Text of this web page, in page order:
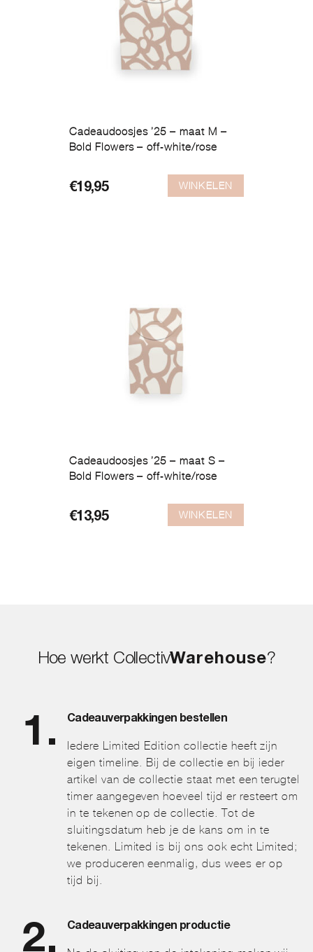
Cadeaudoosjes ’25 – maat M –
Bold Flowers – off-white/rose
€19,95 WINKELEN
Cadeaudoosjes ’25 – maat S –
Bold Flowers – off-white/rose
€13,95 WINKELEN
Hoe werkt CollectivWarehouse?
Cadeauverpakkingen bestellen
Iedere Limited Edition collectie heeft zijn
eigen timeline. Bij de collectie en bij ieder
artikel van de collectie staat met een terugtel
timer aangegeven hoeveel tijd er resteert om
in te tekenen op de collectie. Tot de
sluitingsdatum heb je de kans om in te
tekenen. Limited is bij ons ook echt Limited;
we produceren eenmalig, dus wees er op
tijd bij.
Cadeauverpakkingen productie